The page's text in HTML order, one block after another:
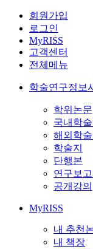
회원가입
로그인
MyRISS
고객센터
전체메뉴
학술연구정보
학위논문
국내학
해외학
학술지
단행본
연구보고
공개강의
MyRISS
내 추천
내 책장